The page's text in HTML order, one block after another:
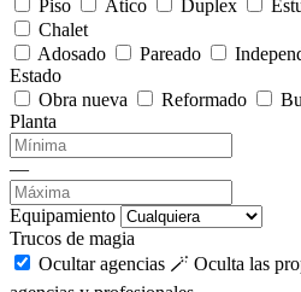
Piso
Ático Duplex
Chalet
Adosado
Pareado
Estado
Obra nueva
Reformado
Planta
—
Equipamiento
Trucos de magia
Ocultar agencias 🪄 Oculta las